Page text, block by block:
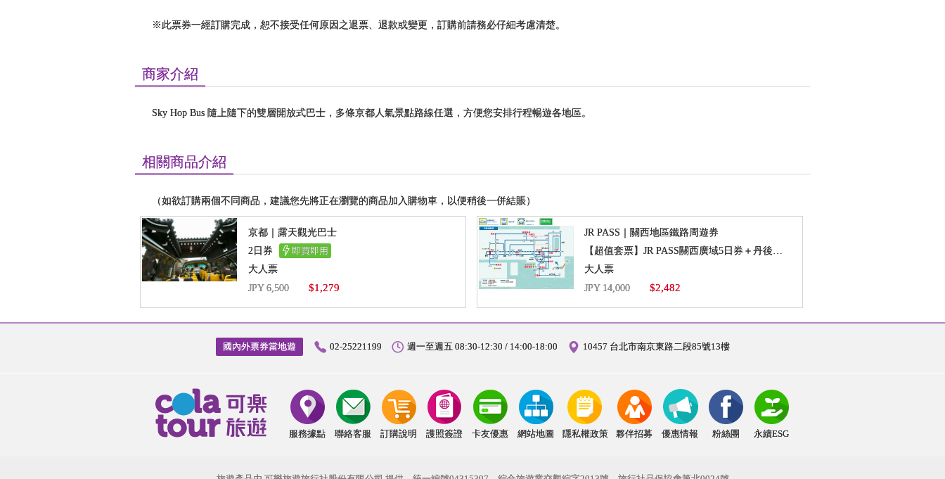
※此票券一經訂購完成，恕不接受任何原因之退票、退款或變更，訂購前請務必仔細考慮清楚。
商家介紹
Sky Hop Bus 隨上隨下的雙層開放式巴士，多條京都人氣景點路線任選，方便您安排行程暢遊各地區。
相關商品介紹
（如欲訂購兩個不同商品，建議您先將正在瀏覽的商品加入購物車，以便稍後一併結賬）
京都｜露天觀光巴士
2日券
即買即用
大人票
JPY 6,500
$1,279
JR PASS｜關西地區鐵路周遊券
大人票
JPY 14,000
$2,482
國內外票券當地遊 02-25221199 週一至週五 08:30-12:30 / 14:00-18:00 10457 台北市南京東路二段85號13樓
服務據點 聯絡客服 訂購說明 護照簽證 卡友優惠 網站地圖 隱私權政策 夥伴招募 優惠情報 粉絲團 永續ESG